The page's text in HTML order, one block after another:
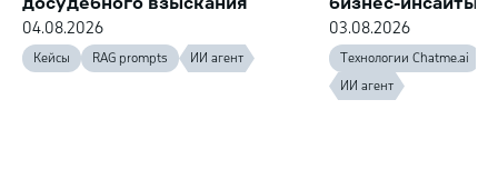
04.08.2026
Кейсы RAG prompts ИИ агент
03.08.2026
Технологии Chatme.ai
ИИ агент